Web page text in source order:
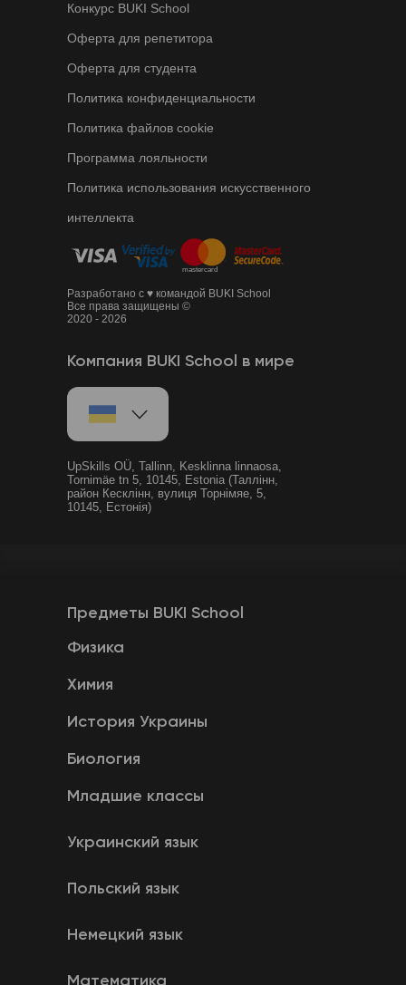
Конкурс BUKI School
Оферта для репетитора
Оферта для студента
Политика конфиденциальности
Политика файлов cookie
Программа лояльности
Политика использования искусственного
интеллекта
Разработано с ♥ командой BUKI School
Все права защищены ©
2020 - 2026
Компания BUKI School в мире
UpSkills OÜ, Tallinn, Kesklinna linnaosa,
Tornimäe tn 5, 10145, Estonia (Таллінн,
район Кесклінн, вулиця Торнімяе, 5,
10145, Естонія)
Предметы BUKI School
Физика
Химия
История Украины
Биология
Младшие классы
Украинский язык
Польский язык
Немецкий язык
Математика